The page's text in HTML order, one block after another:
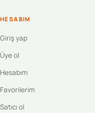
HESABIM
Giriş yap
Üye ol
Hesabım
Favorilerim
Satıcı ol